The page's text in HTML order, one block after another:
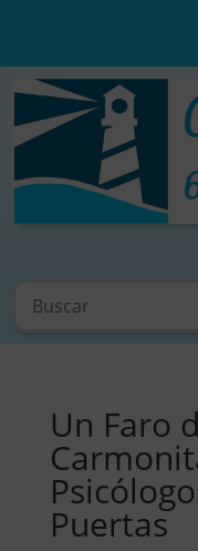
Un Faro
Puertas